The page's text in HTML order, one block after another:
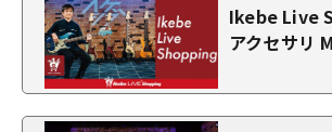
Ikebe Live
アクセサリ